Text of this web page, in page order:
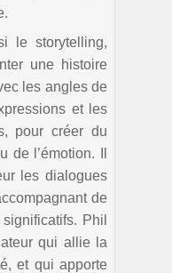
le storytelling,
une histoire
les angles de
et les
pour créer du
de l’émotion. Il
les dialogues
de
Phil
qui allie la
et qui apporte